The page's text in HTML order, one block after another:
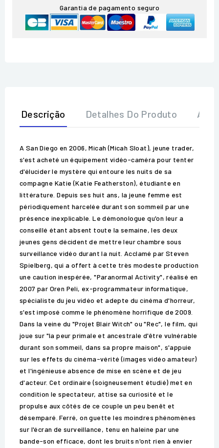
Garantia de pagamento seguro
Descrição Detalhes Do Produto
A San Diego en 2006, Micah (Micah Sloat), jeune trader,
s'est acheté un équipement vidéo-caméra pour tenter
d'élucider le mystère qui entoure les nuits de sa
compagne Katie (Katie Featherston), étudiante en
littérature. Depuis ses huit ans, la jeune femme est
périodiquement harcelée durant son sommeil par une
présence inexplicable. Le démonologue qu'on leur a
conseillé étant absent toute la semaine, les deux
jeunes gens décident de mettre leur chambre sous
surveillance vidéo durant la nuit. Acclamé par Steven
Spielberg, qui a offert à cette très modeste production
une caution inespérée, "Paranormal Activity", réalisé en
2007 par Oren Peli, ex-programmateur informatique,
spécialiste du jeu vidéo et adepte du cinéma d'horreur,
s'est imposé comme le phénomène horrifique de 2009.
Dans la veine du "Projet Blair Witch" ou "Rec", le film, qui
joue sur "la peur primale et ancestrale d'être vulnérable
durant son sommeil, dans sa propre maison", s'appuie
sur les effets du cinéma-vérité (images vidéo amateur)
et l'ingénieuse absence de mise en scène et de jeu
d'acteur. Cet ordinaire (soigneusement étudié) met en
condition le spectateur, attise sa curiosité et le
propulse aux côtés de ce couple un peu benêt et
désemparé. Ferré, on guette les moindres phénomènes
sur l'écran de surveillance, tenu en haleine par une
bande-son efficace, dont les bruits n'ont rien à envier